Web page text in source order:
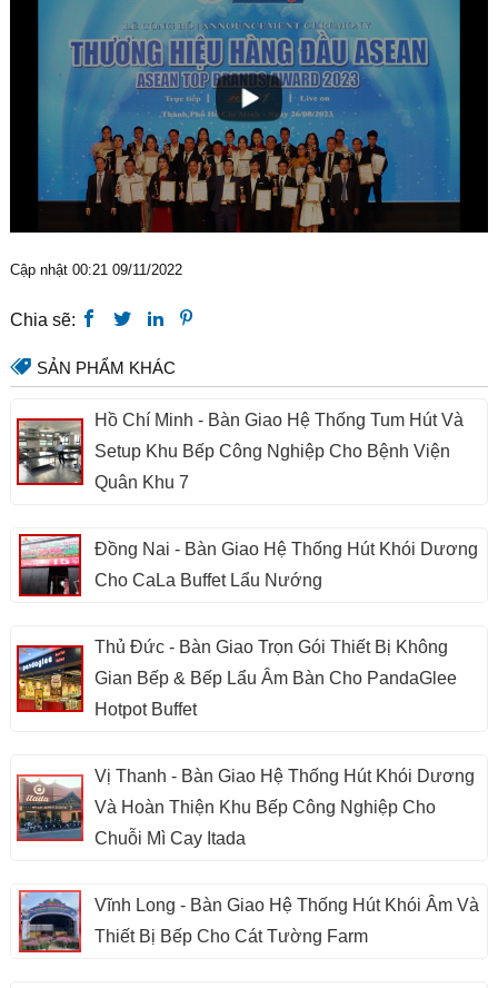
Cập nhật 00:21 09/11/2022
Chia sẽ:
SẢN PHẨM KHÁC
Hồ Chí Minh - Bàn Giao Hệ Thống Tum Hút Và
Setup Khu Bếp Công Nghiệp Cho Bệnh Viện
Quân Khu 7
Đồng Nai - Bàn Giao Hệ Thống Hút Khói Dương
Cho CaLa Buffet Lẩu Nướng
Thủ Đức - Bàn Giao Trọn Gói Thiết Bị Không
Gian Bếp & Bếp Lẩu Âm Bàn Cho PandaGlee
Hotpot Buffet
Vị Thanh - Bàn Giao Hệ Thống Hút Khói Dương
Và Hoàn Thiện Khu Bếp Công Nghiệp Cho
Chuỗi Mì Cay Itada
Vĩnh Long - Bàn Giao Hệ Thống Hút Khói Âm Và
Thiết Bị Bếp Cho Cát Tường Farm